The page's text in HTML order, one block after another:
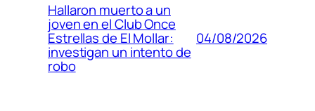
Hallaron muerto a un
joven en el Club Once
Estrellas de El Mollar:
investigan un intento de
robo
04/08/2026